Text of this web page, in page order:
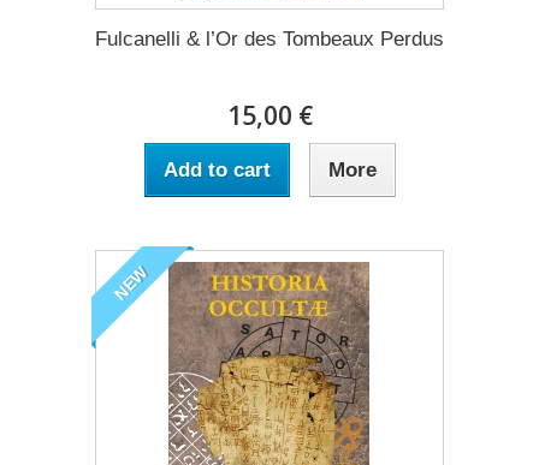
Fulcanelli & l’Or des Tombeaux Perdus
15,00 €
Add to cart More
NEW